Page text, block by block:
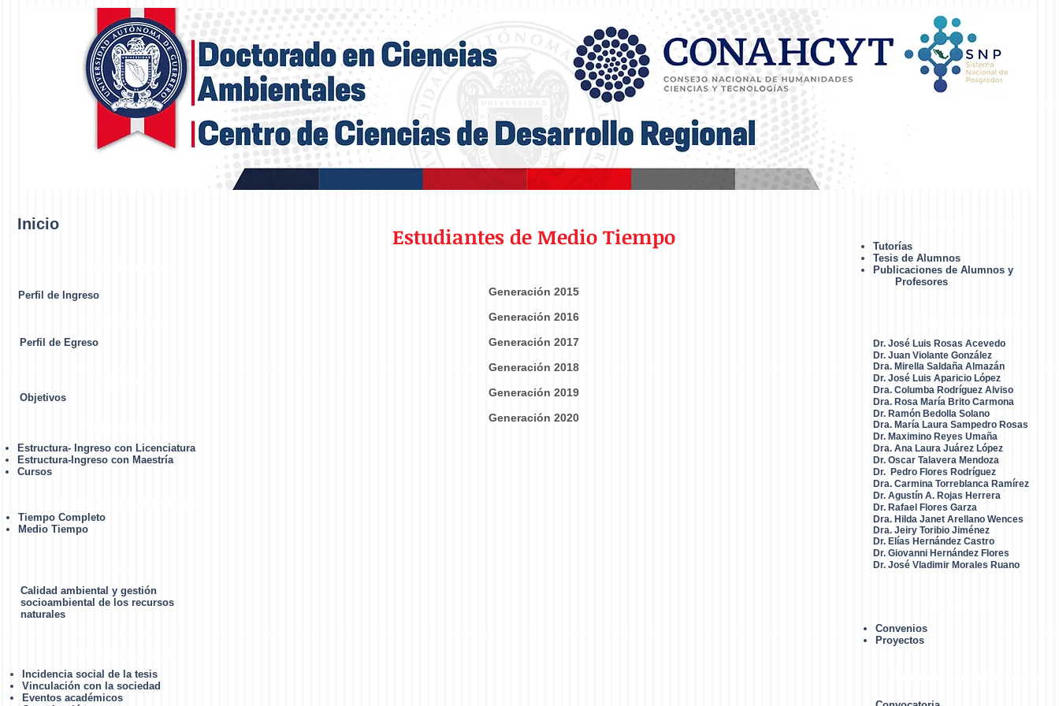
Estudiantes de Medio Tiempo
Generación 2015
Generación 2016
Generación 2017
Generación 2018
Generación 2019
Generación 2020
Inicio
Calidad ambiental y gestión
socioambiental de los recursos
naturales
Convenios
Proyectos
Tutorías
Tesis de Alumnos
Publicaciones de Alumnos y
Profesores
Tiempo Completo
Medio Tiempo
Estructura- Ingreso con Licenciatura
Estructura-Ingreso con Maestría
Cursos
Objetivos
Dr. José Luis Rosas Acevedo
Dr. Juan Violante González
Dra. Mirella Saldaña Almazán
Dr. José Luis Aparicio López
Dra. Columba Rodríguez Alviso
Dra. Rosa María Brito Carmona
Dr. Ramón Bedolla Solano
Dra. María Laura Sampedro Rosas
Dr. Maximino Reyes Umaña
Dra. Ana Laura Juárez López
Dr. Oscar Talavera Mendoza
Dr. Pedro Flores Rodríguez
Dra. Carmina Torreblanca Ramírez
Dr. Agustín A. Rojas Herrera
Dr. Rafael Flores Garza
Dra. Hilda Janet Arellano Wences
Dra. Jeiry Toribio Jiménez
Dr. Elías Hernández Castro
Dr. Giovanni Hernández Flores
Dr. José Vladimir Morales Ruano
Incidencia social de la tesis
Vinculación con la sociedad
Eventos académicos
Perfil de Ingreso
Perfil de Egreso